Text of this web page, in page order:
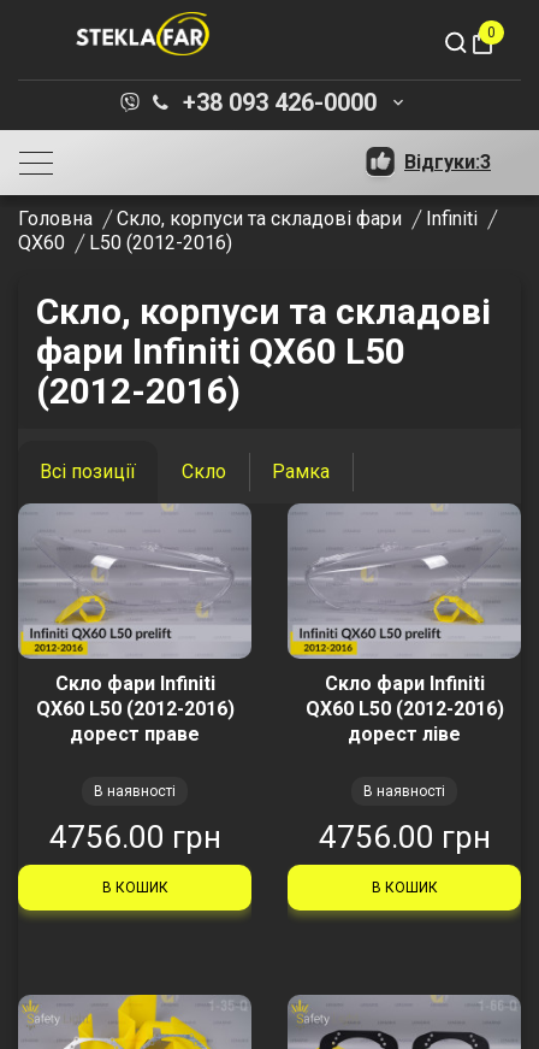
shopping_bag
0
+38 093 426-0000 keyboard_arrow_down
Відгуки:3
Головна Скло, корпуси та складові фари
Infiniti
QX60
L50 (2012-2016)
Скло, корпуси та складові
фари Infiniti QX60 L50
(2012-2016)
Всі позиції Скло Рамка
Скло фари Infiniti
QX60 L50 (2012-2016)
дорест праве
В наявності
4756.00 грн
В КОШИК
Скло фари Infiniti
QX60 L50 (2012-2016)
дорест ліве
В наявності
4756.00 грн
В КОШИК